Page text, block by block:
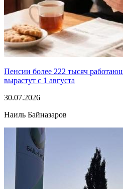
Пенсии более 222 тысяч
вырастут с 1 августа
30.07.2026
Наиль Байназаров